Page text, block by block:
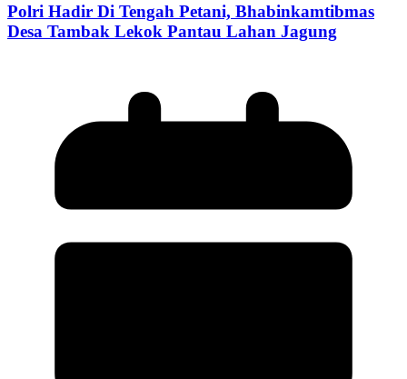
Polri Hadir Di Tengah Petani, Bhabinkamtibmas
Desa Tambak Lekok Pantau Lahan Jagung